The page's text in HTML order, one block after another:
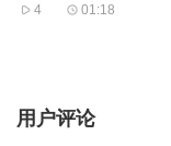
4 01:18
用户评论